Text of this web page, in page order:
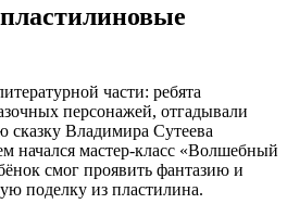
части: ребята
персонажей, отгадывали
сказку Владимира Сутеева
начался мастер-класс «Волшебный
смог проявить фантазию и
поделку из пластилина.